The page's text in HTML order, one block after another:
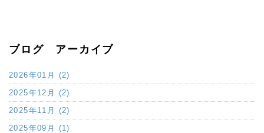
ブログ アーカイブ
2026年01月 (2)
2025年12月 (2)
2025年11月 (2)
2025年09月 (1)